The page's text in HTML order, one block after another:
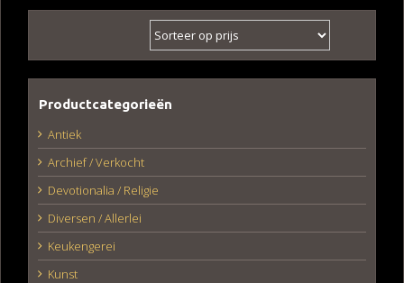
Productcategorieën
Antiek
Archief / Verkocht
Devotionalia / Religie
Diversen / Allerlei
Keukengerei
Kunst